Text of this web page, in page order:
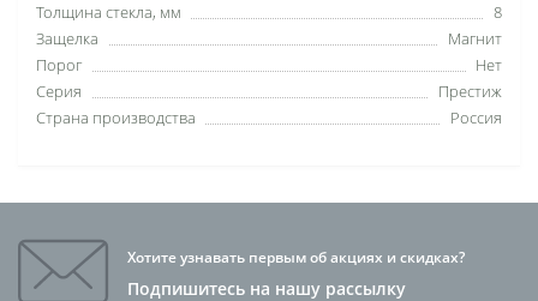
Толщина стекла, мм
8
Защелка
Магнит
Порог
Нет
Серия
Престиж
Страна производства
Россия
Хотите узнавать первым об акциях и скидках?
Подпишитесь на нашу рассылку